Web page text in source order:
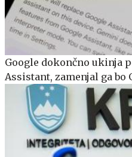
Google dokončno ukinja
Assistant, zamenjal ga bo